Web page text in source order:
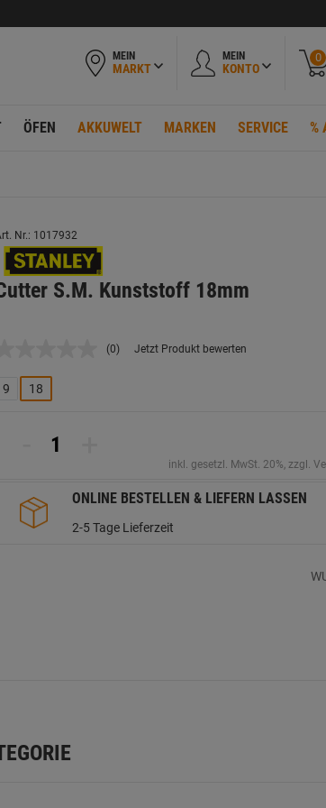
MEIN
MARKT
MEIN
KONTO
0
ÖFEN AKKUWELT MARKEN SERVICE %
Nr.: 1017932
S.M. Kunststoff 18mm
Kein
(0) Jetzt Produkt bewerten
9 18
inkl. gesetzl. MwSt. 20%, zzgl.
ONLINE BESTELLEN & LIEFERN LASSEN
2-5 Tage Lieferzeit